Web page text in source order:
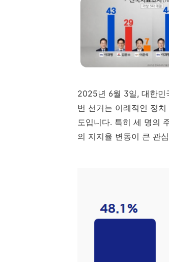
2025년 6월 3일, 대한민
번 선거는 이례적인 정치
도입니다. 특히 세 명의
의 지지율 변동이 큰 관